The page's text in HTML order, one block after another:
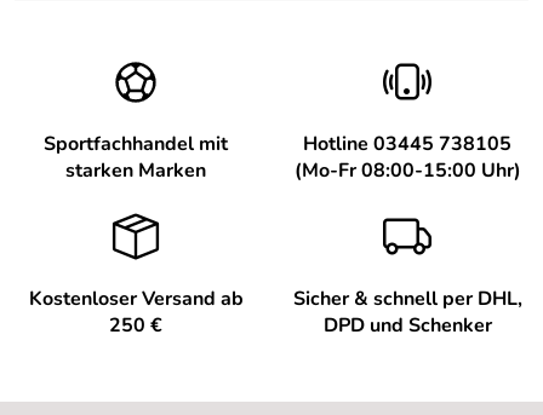
Sportfachhandel mit
starken Marken
Hotline 03445 738105
(Mo-Fr 08:00-15:00 Uhr)
Kostenloser Versand ab
250 €
Sicher & schnell per DHL,
DPD und Schenker